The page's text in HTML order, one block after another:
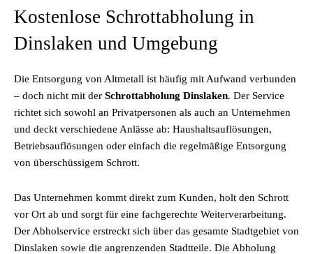
Kostenlose Schrottabholung in
Dinslaken und Umgebung
Die Entsorgung von Altmetall ist häufig mit Aufwand verbunden
– doch nicht mit der Schrottabholung Dinslaken. Der Service
richtet sich sowohl an Privatpersonen als auch an Unternehmen
und deckt verschiedene Anlässe ab: Haushaltsauflösungen,
Betriebsauflösungen oder einfach die regelmäßige Entsorgung
von überschüssigem Schrott.
Das Unternehmen kommt direkt zum Kunden, holt den Schrott
vor Ort ab und sorgt für eine fachgerechte Weiterverarbeitung.
Der Abholservice erstreckt sich über das gesamte Stadtgebiet von
Dinslaken sowie die angrenzenden Stadtteile. Die Abholung